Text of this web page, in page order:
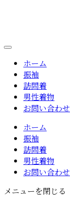
ホーム
振袖
訪問着
男性着物
お問い合わせ
ホーム
振袖
訪問着
男性着物
お問い合わせ
メニューを閉じる